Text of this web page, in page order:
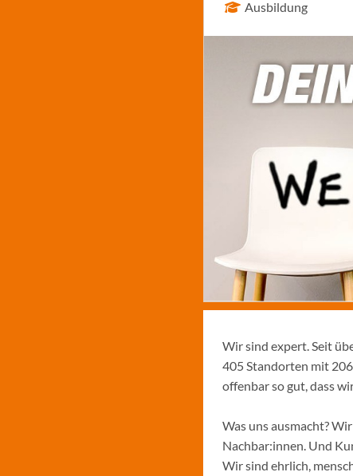
Ausbildung
Wir sind expert. Seit
405 Standorten mit
offenbar so gut, dass
Was uns ausmacht?
Nachbar:innen. Und
Wir sind ehrlich,